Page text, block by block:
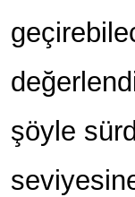
şöyle